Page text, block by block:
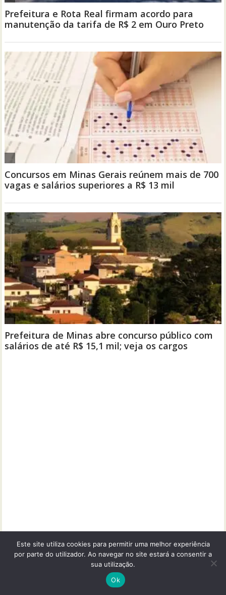
Este site utiliza cookies para permitir uma melhor experiência
por parte do utilizador. Ao navegar no site estará a consentir a
sua utilização.
Ok